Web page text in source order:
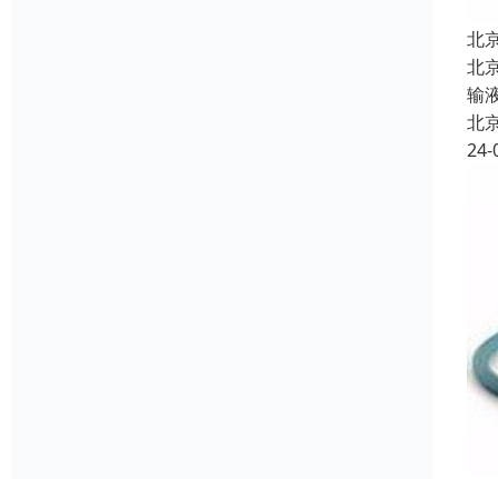
北
北
输
北
24-